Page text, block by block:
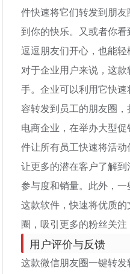
件快速将它们转发到朋
到你的快乐。又或者你
逗逗朋友们开心，也能轻
对于企业用户来说，这
手。企业可以利用它快
容转发到员工的朋友圈
电商企业，在举办大型
件让所有员工快速将活动
让更多的潜在客户了解
参与度和销量。此外，
这款软件，快速将优质
圈，吸引更多的粉丝关注
用户评价与反馈
这款微信朋友圈一键转